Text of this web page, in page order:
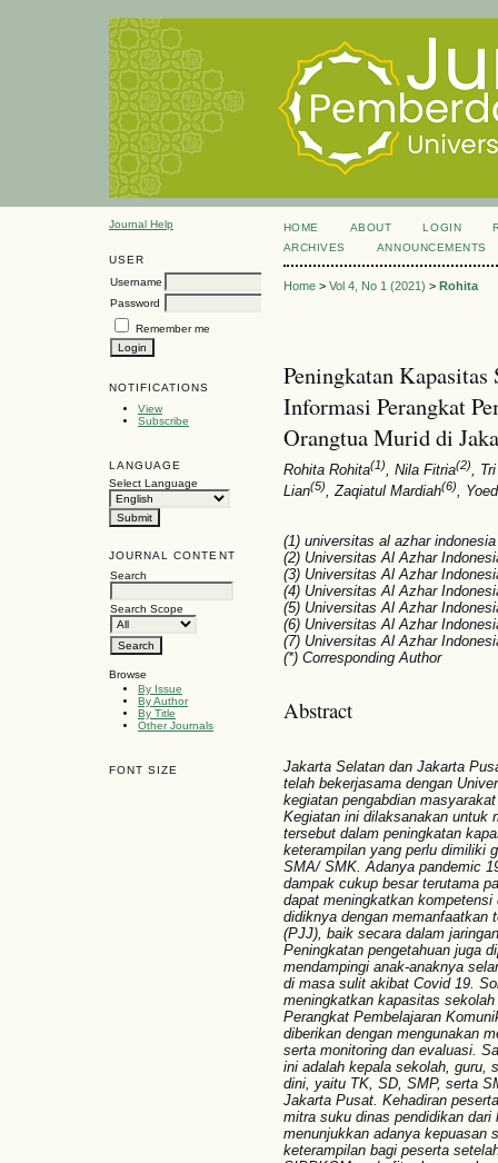
Journal Help
USER
Username
Password
Remember me
NOTIFICATIONS
View
Subscribe
LANGUAGE
Select Language
JOURNAL CONTENT
Search
Search Scope
Browse
By Issue
By Author
By Title
Other Journals
FONT SIZE
HOME ABOUT LOGIN
ARCHIVES
ANNOUNCEMENTS
Home> Vol 4, No 1 (2021) > Rohita
Peningkatan
Informasi Perangkat
Orangtua Murid di
Rohita Rohita(1), Nila Fitria(2),
Lian(5) , Zaqiatul Mardiah(6) ,
(1) universitas al azhar indonesia
(2) Universitas Al Azhar
(3) Universitas Al Azhar
(4) Universitas Al Azhar
(5) Universitas Al Azhar
(6) Universitas Al Azhar
(7) Universitas Al Azhar
(*) Corresponding Author
Abstract
Jakarta Selatan dan Jakarta
telah bekerjasama dengan
kegiatan pengabdian
Kegiatan ini dilaksanakan untuk
tersebut dalam peningkatan
keterampilan yang perlu dimiliki
SMA/ SMK. Adanya pandemic
dampak cukup besar terutama
dapat meningkatkan
didiknya dengan memanfaatkan
(PJJ), baik secara dalam
Peningkatan pengetahuan juga
mendampingi anak-anaknya
di masa sulit akibat Covid 19.
meningkatkan kapasitas
Perangkat Pembelajaran
diberikan dengan mengunakan
serta monitoring dan evaluasi.
ini adalah kepala sekolah, guru,
dini, yaitu TK, SD, SMP, serta
Jakarta Pusat. Kehadiran
mitra suku dinas pendidikan
menunjukkan adanya kepuasan
keterampilan bagi peserta